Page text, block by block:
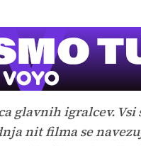
glavnih igralcev.
nit filma se